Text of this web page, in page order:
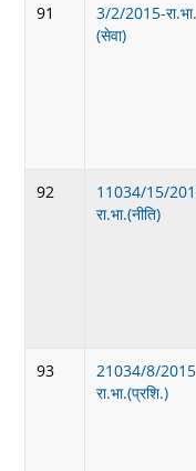
91
3/2/2015-रा.भा.
(सेवा)
92
11034/15/
रा.भा.(नीति)
93
21034/8/
रा.भा.(प्रशि.)